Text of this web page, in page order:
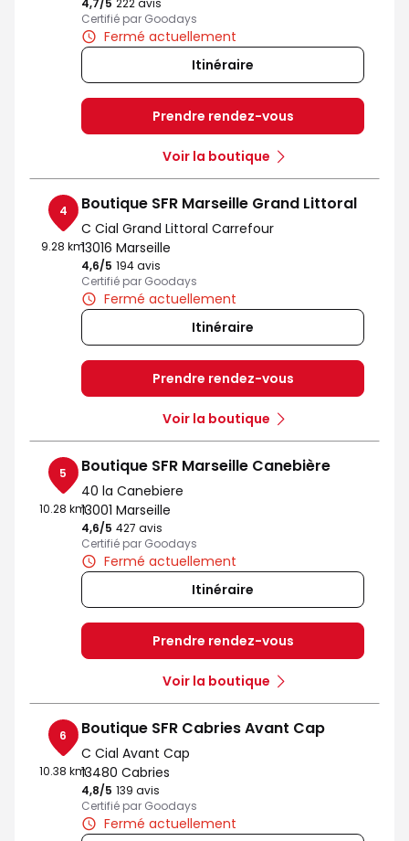
222 avis
Certifié par Goodays
Fermé actuellement
Itinéraire
Prendre rendez-vous
Voir la boutique
4
9.28 km
Boutique SFR Marseille Grand Littoral
C Cial Grand Littoral Carrefour
13016 Marseille
4,6/5 Note de 4.6 sur 5
194 avis
Certifié par Goodays
Fermé actuellement
Itinéraire
Prendre rendez-vous
Voir la boutique
5
10.28 km
Boutique SFR Marseille Canebière
40 la Canebiere
13001 Marseille
4,6/5 Note de 4.6 sur 5
427 avis
Certifié par Goodays
Fermé actuellement
Itinéraire
Prendre rendez-vous
Voir la boutique
6
10.38 km
Boutique SFR Cabries Avant Cap
C Cial Avant Cap
13480 Cabries
4,8/5 Note de 4.8 sur 5
139 avis
Certifié par Goodays
Fermé actuellement